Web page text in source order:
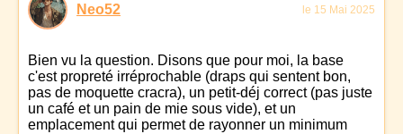
Neo52 le 15 Mai 2025
Bien vu la question. Disons que pour moi, la base
c'est propreté irréprochable (draps qui sentent bon,
pas de moquette cracra), un petit-déj correct (pas juste
un café et un pain de mie sous vide), et un
emplacement qui permet de rayonner un minimum